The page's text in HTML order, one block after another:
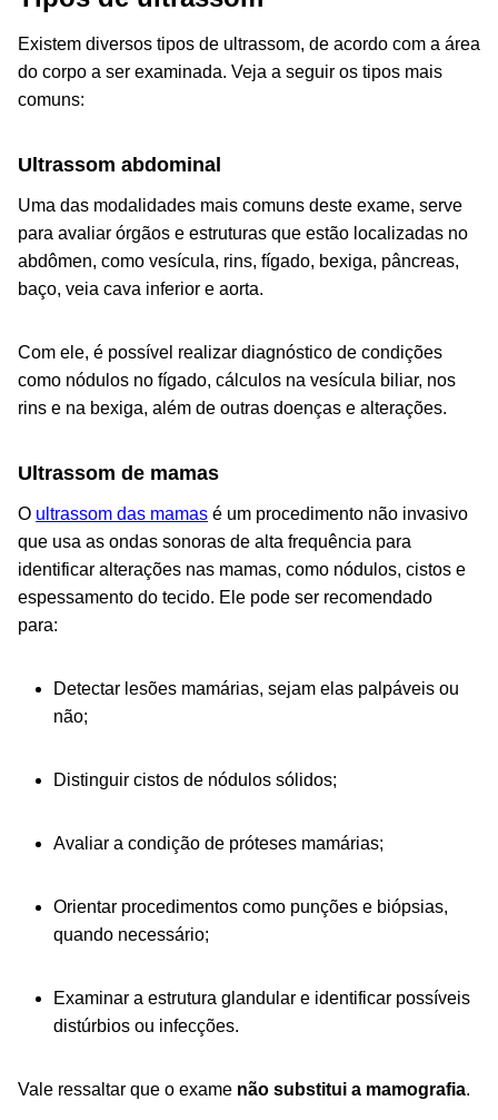
Existem diversos tipos de ultrassom, de acordo com a área
do corpo a ser examinada. Veja a seguir os tipos mais
comuns:
Ultrassom abdominal
Uma das modalidades mais comuns deste exame, serve
para avaliar órgãos e estruturas que estão localizadas no
abdômen, como vesícula, rins, fígado, bexiga, pâncreas,
baço, veia cava inferior e aorta.
Com ele, é possível realizar diagnóstico de condições
como nódulos no fígado, cálculos na vesícula biliar, nos
rins e na bexiga, além de outras doenças e alterações.
Ultrassom de mamas
O ultrassom das mamas é um procedimento não invasivo
que usa as ondas sonoras de alta frequência para
identificar alterações nas mamas, como nódulos, cistos e
espessamento do tecido. Ele pode ser recomendado
para:
Detectar lesões mamárias, sejam elas palpáveis ou
não;
Distinguir cistos de nódulos sólidos;
Avaliar a condição de próteses mamárias;
Orientar procedimentos como punções e biópsias,
quando necessário;
Examinar a estrutura glandular e identificar possíveis
distúrbios ou infecções.
Vale ressaltar que o exame não substitui a mamografia.